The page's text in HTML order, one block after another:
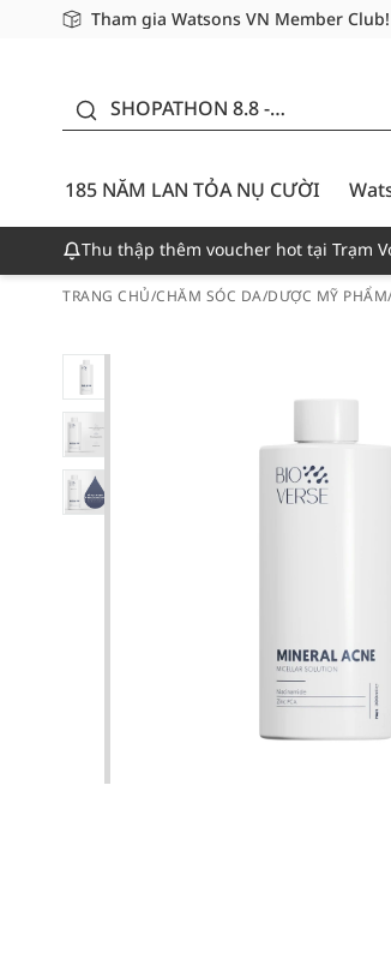
Tham gia Watsons VN Member Club!
Miễn phí giao hàng cho đơn hàng từ
Giao hàng nhanh 24h - Áp dụng khu
SHOPATHON 8.8 -
CƯỜI - GIẢM ĐẾN
50%
185 NĂM LAN TỎA NỤ CƯỜI
Thu thập thêm voucher hot tại Trạm
TRANG CHỦ/CHĂM SÓC DA/DƯỢC MỸ PHẨM/